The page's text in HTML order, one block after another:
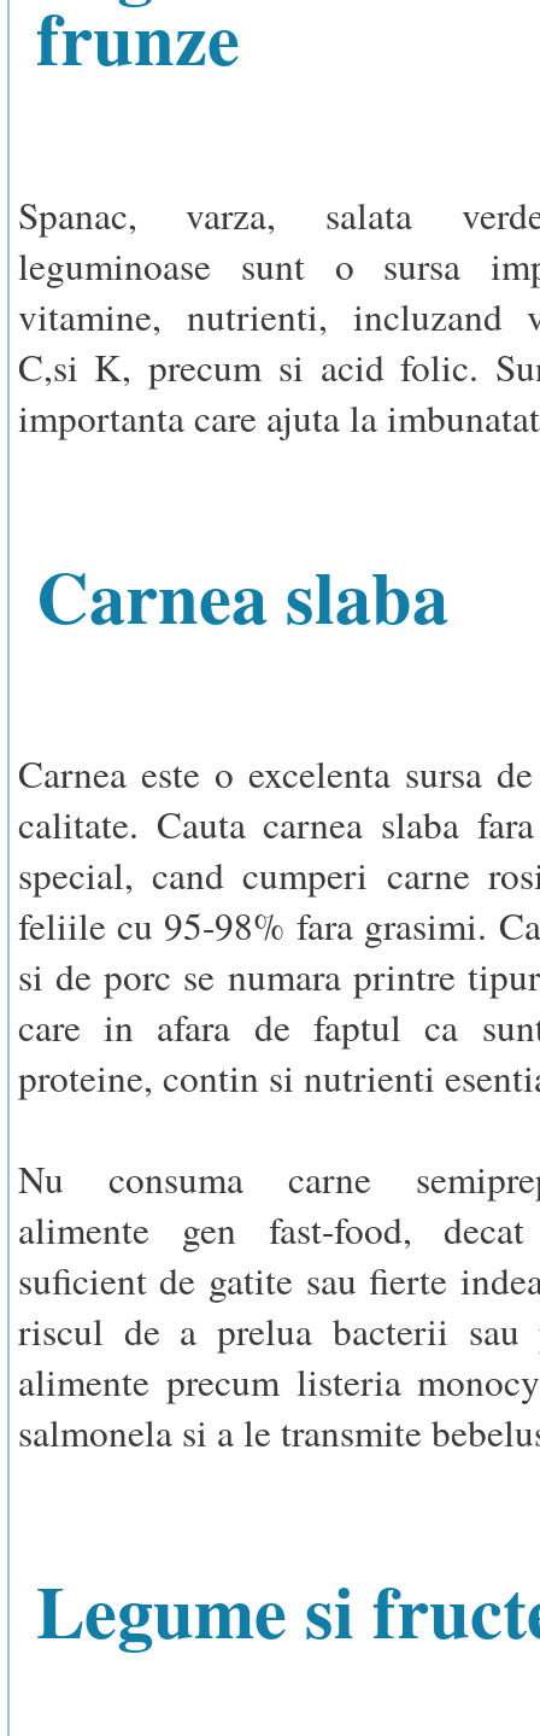
frunze
Spanac, varza, salata
leguminoase sunt o sursa
vitamine, nutrienti, incluzand
C,si K, precum si acid folic.
importanta care ajuta la
Carnea slaba
Carnea este o excelenta sursa
calitate. Cauta carnea slaba
special, cand cumperi carne
feliile cu 95-98% fara grasimi.
si de porc se numara printre
care in afara de faptul ca
proteine, contin si nutrienti
Nu consuma carne
alimente gen fast-food,
suficient de gatite sau fierte
riscul de a prelua bacterii sau
alimente precum listeria
salmonela si a le transmite
Legume si